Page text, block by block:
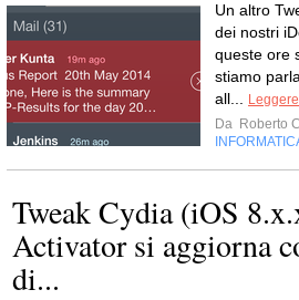
Un altro
dei nostri
queste ore
stiamo
all...
Da Roberto
Tweak Cydia (iOS
Activator si aggiorna
di...